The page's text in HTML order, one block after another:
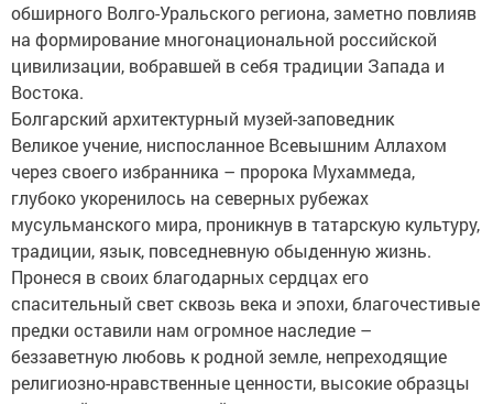
обширного Волго-Уральского региона, заметно повлияв
на формирование многонациональной российской
цивилизации, вобравшей в себя традиции Запада и
Востока.
Болгарский архитектурный музей-заповедник
Великое учение, ниспосланное Всевышним Аллахом
через своего избранника – пророка Мухаммеда,
глубоко укоренилось на северных рубежах
мусульманского мира, проникнув в татарскую культуру,
традиции, язык, повседневную обыденную жизнь.
Пронеся в своих благодарных сердцах его
спасительный свет сквозь века и эпохи, благочестивые
предки оставили нам огромное наследие –
беззаветную любовь к родной земле, непреходящие
религиозно-нравственные ценности, высокие образцы